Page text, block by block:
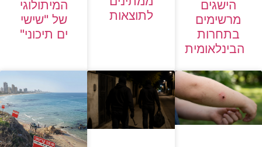
הישגים
מרשימים
בתחרות
הבינלאומית
לתוצאות
המיתולוגי
של "שישי
ים תיכוני"